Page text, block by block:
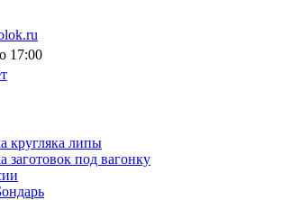
17:00
кругляка липы
заготовок под вагонку